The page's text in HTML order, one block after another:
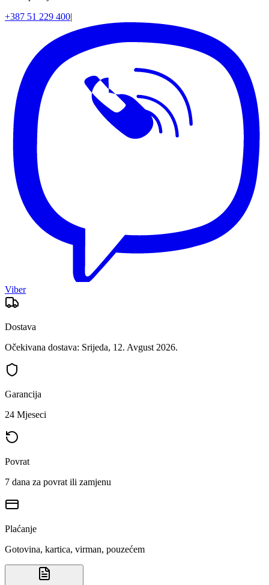
+387 51 229 400|
Viber
Dostava
Očekivana dostava: Srijeda, 12. Avgust 2026.
Garancija
24 Mjeseci
Povrat
7 dana za povrat ili zamjenu
Plaćanje
Gotovina, kartica, virman, pouzećem